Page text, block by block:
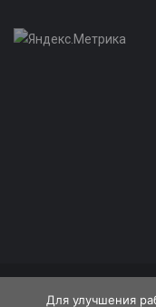
© 2026
Для улучшения